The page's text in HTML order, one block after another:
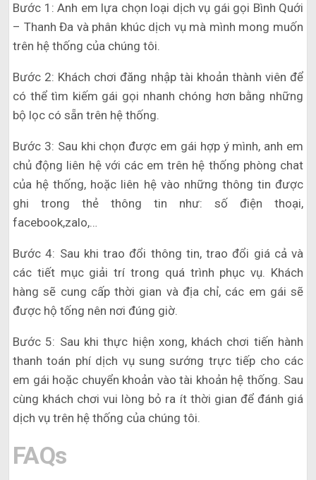
Bước 1: Anh em lựa chọn loại dịch vụ gái gọi Bình Quới
– Thanh Đa và phân khúc dịch vụ mà mình mong muốn
trên hệ thống của chúng tôi.
Bước 2: Khách chơi đăng nhập tài khoản thành viên để
có thể tìm kiếm gái gọi nhanh chóng hơn bằng những
bộ lọc có sẵn trên hệ thống.
Bước 3: Sau khi chọn được em gái hợp ý mình, anh em
chủ động liên hệ với các em trên hệ thống phòng chat
của hệ thống, hoặc liên hệ vào những thông tin được
ghi trong thẻ thông tin như: số điện thoại,
facebook,zalo,…
Bước 4: Sau khi trao đổi thông tin, trao đổi giá cả và
các tiết mục giải trí trong quá trình phục vụ. Khách
hàng sẽ cung cấp thời gian và địa chỉ, các em gái sẽ
được hộ tống nên nơi đúng giờ.
Bước 5: Sau khi thực hiện xong, khách chơi tiến hành
thanh toán phí dịch vụ sung sướng trực tiếp cho các
em gái hoặc chuyển khoản vào tài khoản hệ thống. Sau
cùng khách chơi vui lòng bỏ ra ít thời gian để đánh giá
dịch vụ trên hệ thống của chúng tôi.
FAQs